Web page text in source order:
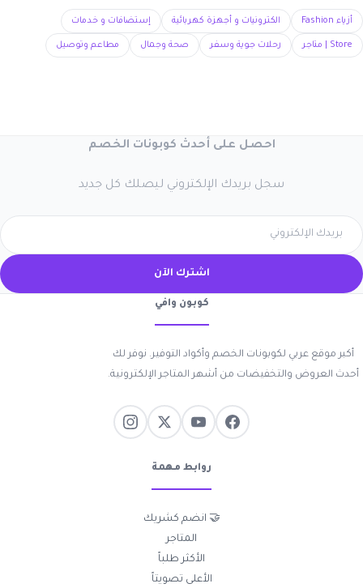
أزياء Fashion الكترونيات و أجهزة كهربائية إستضافات و خدمات
Store | متاجر رحلات جوية وسفر صحة وجمال مطاعم وتوصيل
احصل على أحدث كوبونات الخصم
سجل بريدك الإلكتروني ليصلك كل جديد
اشترك الآن
كوبون وافي
أكبر موقع عربي لكوبونات الخصم وأكواد التوفير. نوفر لك
أحدث العروض والتخفيضات من أشهر المتاجر الإلكترونية.
روابط مهمة
🤝 انضم كشريك
المتاجر
الأكثر طلباً
الأعلى تصويتاً